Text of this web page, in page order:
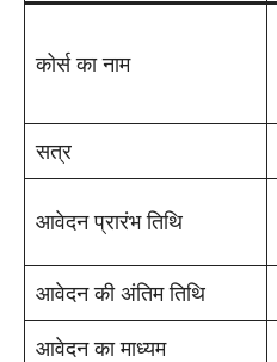
कोर्स का नाम
सत्र
आवेदन प्रारंभ तिथि
आवेदन की अंतिम तिथि
आवेदन का माध्यम